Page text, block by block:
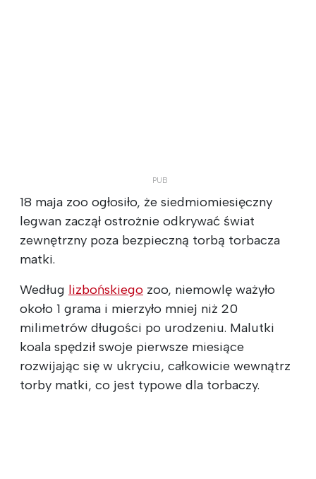
18 maja zoo ogłosiło, że siedmiomiesięczny
legwan zaczął ostrożnie odkrywać świat
zewnętrzny poza bezpieczną torbą torbacza
matki.
Według lizbońskiego zoo, niemowlę ważyło
około 1 grama i mierzyło mniej niż 20
milimetrów długości po urodzeniu. Malutki
koala spędził swoje pierwsze miesiące
rozwijając się w ukryciu, całkowicie wewnątrz
torby matki, co jest typowe dla torbaczy.